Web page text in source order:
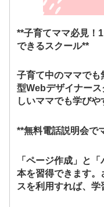
**子育てママ必見！
できるスクール**
子育て中のママでも
型Webデザイナー
しいママでも学びや
**無料電話説明会で
「ページ作成」と
本を習得できます
スを利用すれば、学